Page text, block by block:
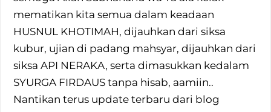
mematikan kita semua dalam keadaan
HUSNUL KHOTIMAH, dijauhkan dari siksa
kubur, ujian di padang mahsyar, dijauhkan dari
siksa API NERAKA, serta dimasukkan kedalam
SYURGA FIRDAUS tanpa hisab, aamiin..
Nantikan terus update terbaru dari blog